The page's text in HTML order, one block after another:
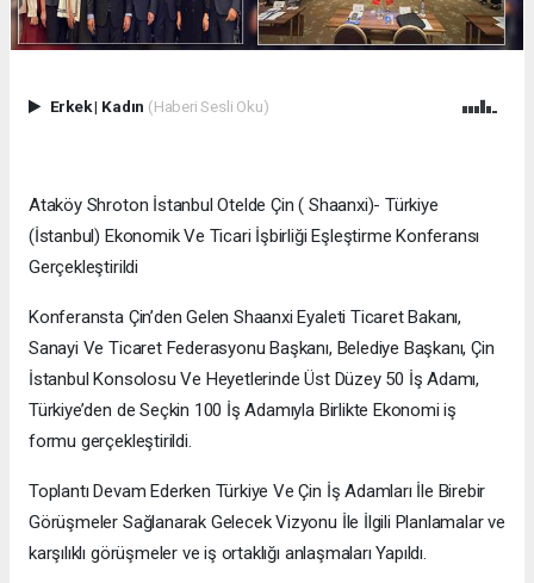
Erkek| Kadın (Haberi Sesli Oku)
Ataköy Shroton İstanbul Otelde Çin ( Shaanxi)- Türkiye
(İstanbul) Ekonomik Ve Ticari İşbirliği Eşleştirme Konferansı
Gerçekleştirildi
Konferansta Çin’den Gelen Shaanxi Eyaleti Ticaret Bakanı,
Sanayi Ve Ticaret Federasyonu Başkanı, Belediye Başkanı, Çin
İstanbul Konsolosu Ve Heyetlerinde Üst Düzey 50 İş Adamı,
Türkiye’den de Seçkin 100 İş Adamıyla Birlikte Ekonomi iş
formu gerçekleştirildi.
Toplantı Devam Ederken Türkiye Ve Çin İş Adamları İle Birebir
Görüşmeler Sağlanarak Gelecek Vizyonu İle İlgili Planlamalar ve
karşılıklı görüşmeler ve iş ortaklığı anlaşmaları Yapıldı.